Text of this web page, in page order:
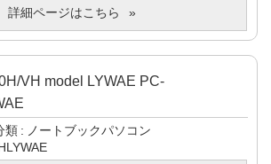
詳細ページはこちら
VH model LYWAE PC-
類
ノートブックパソコン